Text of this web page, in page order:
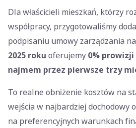
Dla właścicieli mieszkań, którzy
współpracy, przygotowaliśmy
podpisaniu umowy zarządzania
2025 roku oferujemy 0%
najmem przez pierwsze trzy
To realne obniżenie kosztów na
wejścia w najbardziej dochodowy
na preferencyjnych warunkach